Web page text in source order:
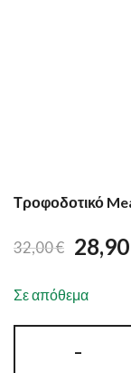
Τροφοδοτικό
32,00€ 28,90
Σε απόθεμα
-